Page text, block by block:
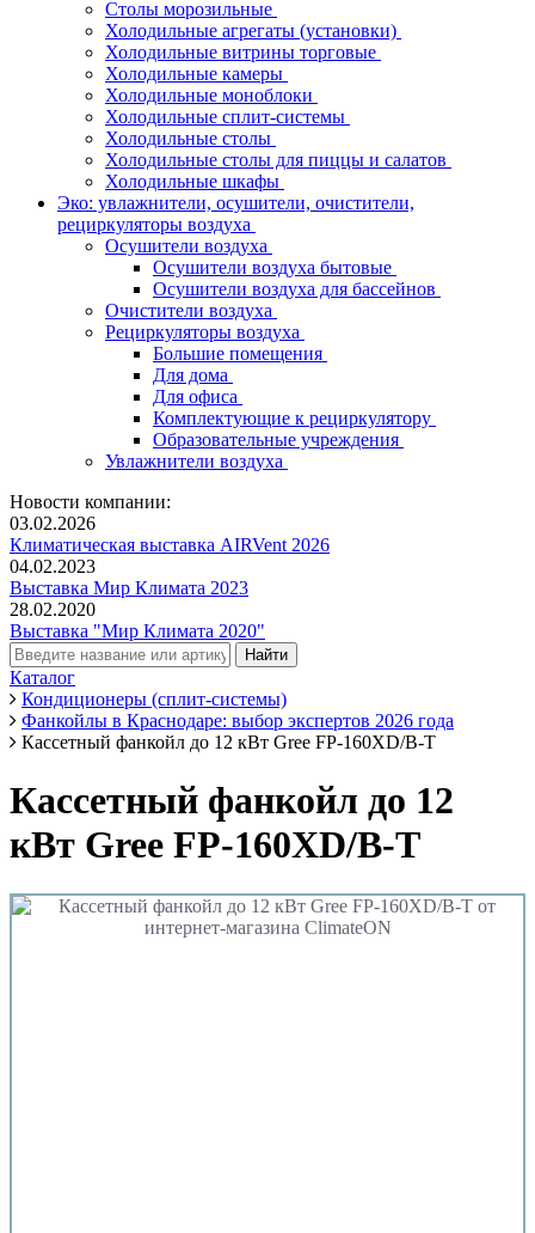
Столы морозильные
Холодильные агрегаты (установки)
Холодильные витрины торговые
Холодильные камеры
Холодильные моноблоки
Холодильные сплит-системы
Холодильные столы
Холодильные столы для пиццы и салатов
Холодильные шкафы
Эко: увлажнители, осушители, очистители,
рециркуляторы воздуха
Осушители воздуха
Осушители воздуха бытовые
Осушители воздуха для бассейнов
Очистители воздуха
Рециркуляторы воздуха
Большие помещения
Для дома
Для офиса
Комплектующие к рециркулятору
Образовательные учреждения
Увлажнители воздуха
Новости компании:
03.02.2026
Климатическая выставка AIRVent 2026
04.02.2023
Выставка Мир Климата 2023
28.02.2020
Выставка "Мир Климата 2020"
Каталог
Кондиционеры (сплит-системы)
Фанкойлы в Краснодаре: выбор экспертов 2026 года
Кассетный фанкойл до 12 кВт Gree FP-160XD/B-T
Кассетный фанкойл до 12
кВт Gree FP-160XD/B-T